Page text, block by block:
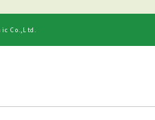
Co.,Ltd.